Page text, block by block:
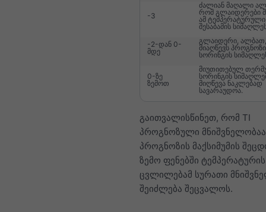
-3
ძალიან მაღალი
რომ გლაიდერები
ამ ტემპერატურული
შესაბამის
-2-დან 0-
მდე
გლაიდერი,
მიაღწევს
სორინგის
0-ზე
ზემოთ
მიუთითებულ
სორინგის
მიღწევა ნაკლებად
სავარაუდოა.
გაითვალისწინეთ, რომ TI
პროგნოზული
პროგნოზის მაქსიმუმის
ზემო ფენებში ტემპერატურის
ცვლილებამ სურათი
შეიძლება შეცვალოს.